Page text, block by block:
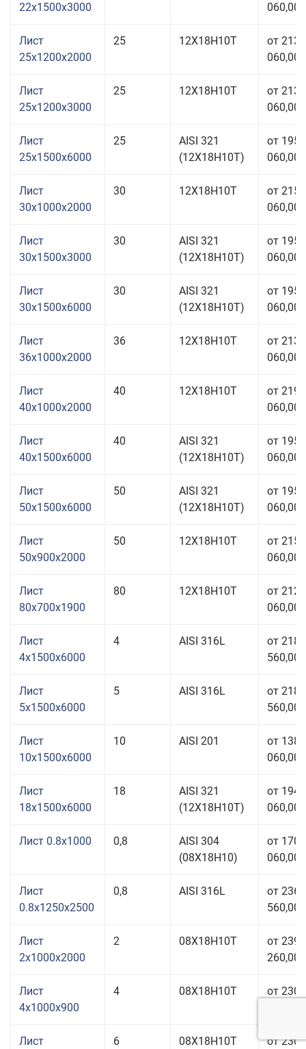
22x1500x3000
060,00
Лист
25x1200x2000
25 12Х18Н10Т
от 213
060,00
Лист
25x1200x3000
25 12Х18Н10Т
от 213
060,00
Лист
25x1500x6000
25
AISI 321
(12Х18Н10Т)
от 195
060,00
Лист
30x1000x2000
30 12Х18Н10Т
от 215
060,00
Лист
30x1500x3000
30
AISI 321
(12Х18Н10Т)
от 195
060,00
Лист
30x1500x6000
30
AISI 321
(12Х18Н10Т)
от 195
060,00
Лист
36x1000x2000
36 12Х18Н10Т
от 213
060,00
Лист
40x1000x2000
40 12Х18Н10Т
от 219
060,00
Лист
40x1500x6000
40
AISI 321
(12Х18Н10Т)
от 195
060,00
Лист
50x1500x6000
50
AISI 321
(12Х18Н10Т)
от 195
060,00
Лист
50x900x2000
50 12Х18Н10Т
от 215
060,00
Лист
80x700x1900
80 12Х18Н10Т
от 212
060,00
Лист
4x1500x6000
4 AISI 316L
от 218
560,00
Лист
5x1500x6000
5 AISI 316L
от 218
560,00
Лист
10x1500x6000
10 AISI 201
от 138
060,00
Лист
18x1500x6000
18
AISI 321
(12Х18Н10Т)
от 194
060,00
Лист 0.8x1000 0,8
AISI 304
(08Х18Н10)
от 170
060,00
Лист
0.8x1250x2500
0,8 AISI 316L
от 236
560,00
Лист
2x1000x2000
2 08Х18Н10Т
от 239
260,00
Лист
4x1000x900
4 08Х18Н10Т
от 230
Лист 6 08Х18Н10Т от 230